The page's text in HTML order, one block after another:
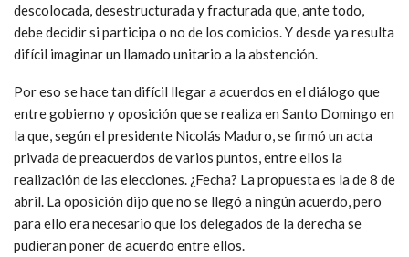
descolocada, desestructurada y fracturada que, ante todo,
debe decidir si participa o no de los comicios. Y desde ya resulta
difícil imaginar un llamado unitario a la abstención.
Por eso se hace tan difícil llegar a acuerdos en el diálogo que
entre gobierno y oposición que se realiza en Santo Domingo en
la que, según el presidente Nicolás Maduro, se firmó un acta
privada de preacuerdos de varios puntos, entre ellos la
realización de las elecciones. ¿Fecha? La propuesta es la de 8 de
abril. La oposición dijo que no se llegó a ningún acuerdo, pero
para ello era necesario que los delegados de la derecha se
pudieran poner de acuerdo entre ellos.